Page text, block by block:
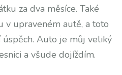
za dva měsíce. Také
v upraveném autě, a toto
úspěch. Auto je můj veliký
a všude dojíždím.